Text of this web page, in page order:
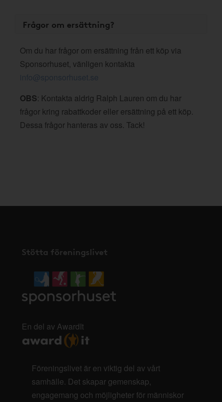
Frågor om ersättning?
Om du har frågor om ersättning från ett köp via
Sponsorhuset, vänligen kontakta
info@sponsorhuset.se
OBS: Kontakta aldrig Ralph Lauren om du har
frågor kring rabattkoder eller ersättning på ett köp.
Dessa frågor hanteras av oss. Tack!
Stötta föreningslivet
En del av AwardIt
Föreningslivet är en viktig del av vårt
samhälle. Det skapar gemenskap,
engagemang och möjligheter för människor